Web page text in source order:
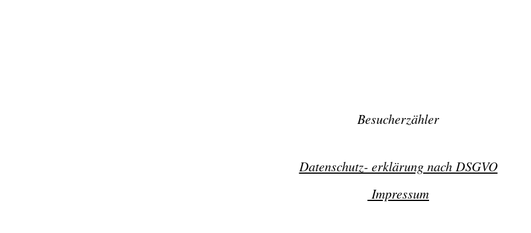
Besucherzähler
Datenschutz- erklärung nach DSGVO
Impressum